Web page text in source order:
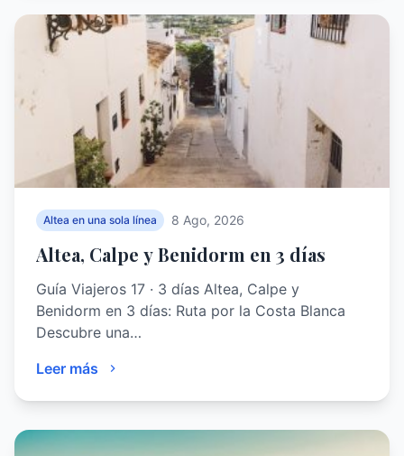
Altea en una sola línea 8 Ago, 2026
Altea, Calpe y Benidorm en 3 días
Guía Viajeros 17 · 3 días Altea, Calpe y
Benidorm en 3 días: Ruta por la Costa Blanca
Descubre una…
Leer más